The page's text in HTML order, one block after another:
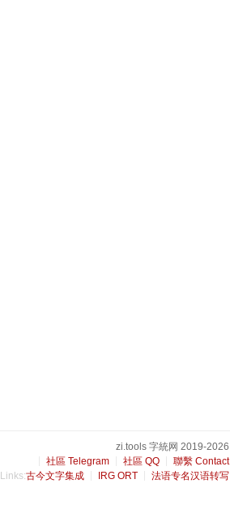
zi.tools 字統网 2019-2026
社區 Telegram
社區 QQ
聯繫 Contact
Links:古今文字集成 IRG ORT 法语专名汉语转写